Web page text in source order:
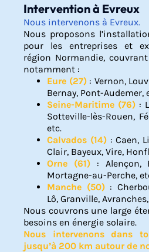
Intervention à Evreux
Nous intervenons à Evreux.
Nous proposons
pour les entreprises et
région Normandie,
notamment :
Eure (27): Vernon,
Bernay, Pont-Audemer,
Seine-Maritime (76) :
Sotteville-lès-Rouen,
etc.
Calvados (14): Caen,
Clair, Bayeux, Vire,
Orne (61): Alençon,
Mortagne-au-Perche,
Manche (50):
Lô, Granville,
Nous couvrons une large
besoins en énergie solaire.
Nous intervenons dans
jusqu’à 200 km autour de